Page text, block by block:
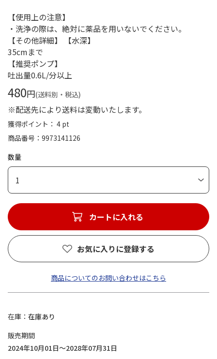
【使用上の注意】
・洗浄の際は、絶対に薬品を用いないでください。
【その他詳細】 【水深】
35cmまで
【推奨ポンプ】
吐出量0.6L/分以上
480円(送料別・税込)
※配送先により送料は変動いたします。
獲得ポイント： 4 pt
商品番号
9973141126
数量
1
カートに入れる
お気に入りに登録する
商品についてのお問い合わせはこちら
在庫
在庫あり
販売期間
2024年10月01日～2028年07月31日